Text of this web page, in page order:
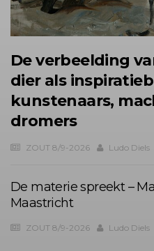
De verbeelding
dier als
kunstenaars,
dromers
ZOUT 8/9-2026 Ludo Diels
De materie spreekt –
Maastricht
ZOUT 8/9-2026 Ludo Diels